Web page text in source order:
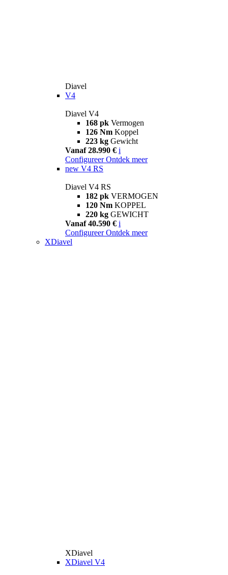
Diavel
V4
Diavel V4
168 pk Vermogen
126 Nm Koppel
223 kg Gewicht
Vanaf 28.990 € i
Configureer Ontdek meer
new V4 RS
Diavel V4 RS
182 pk VERMOGEN
120 Nm KOPPEL
220 kg GEWICHT
Vanaf 40.590 € i
Configureer Ontdek meer
XDiavel
XDiavel
XDiavel V4